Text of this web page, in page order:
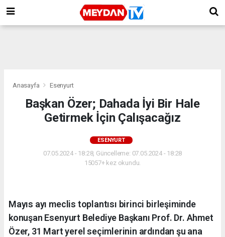
Anasayfa Esenyurt
Başkan Özer; Dahada İyi Bir Hale
Getirmek İçin Çalışacağız
ESENYURT
07.05.2024 - 18:28, Güncelleme: 07.05.2024 - 18:28
15057+ kez okundu.
Mayıs ayı meclis toplantısı birinci birleşiminde
konuşan Esenyurt Belediye Başkanı Prof. Dr. Ahmet
Özer, 31 Mart yerel seçimlerinin ardından şu ana